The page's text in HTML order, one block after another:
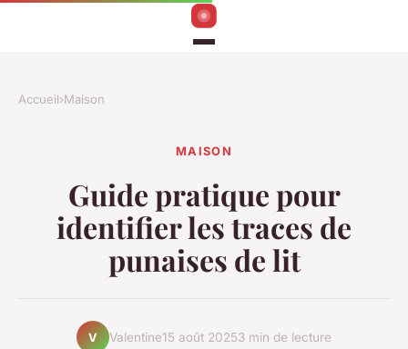
Accueil›Maison
MAISON
Guide pratique pour
identifier les traces de
punaises de lit
V Valentine15 août 20253 min de lecture